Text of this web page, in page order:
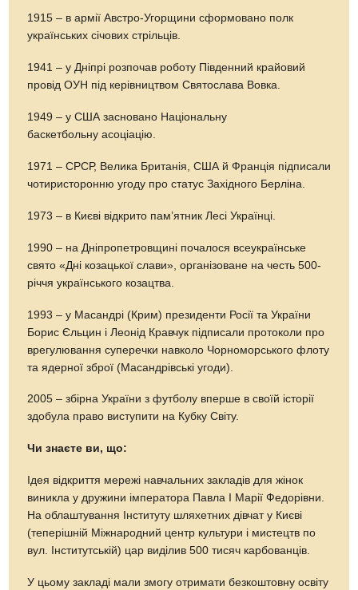
1915 – в армії Австро-Угорщини сформовано полк
українських січових стрільців.
1941 – у Дніпрі розпочав роботу Південний крайовий
провід ОУН під керівництвом Святослава Вовка.
1949 – у США засновано Національну
баскетбольну асоціацію.
1971 – СРСР, Велика Британія, США й Франція підписали
чотиристоронню угоду про статус Західного Берліна.
1973 – в Києві відкрито пам’ятник Лесі Українці.
1990 – на Дніпропетровщині почалося всеукраїнське
свято «Дні козацької слави», організоване на честь 500-
річчя українського козацтва.
1993 – у Масандрі (Крим) президенти Росії та України
Борис Єльцин і Леонід Кравчук підписали протоколи про
врегулювання суперечки навколо Чорноморського флоту
та ядерної зброї (Масандрівські угоди).
2005 – збірна України з футболу вперше в своїй історії
здобула право виступити на Кубку Світу.
Чи знаєте ви, що:
Ідея відкриття мережі навчальних закладів для жінок
виникла у дружини імператора Павла І Марії Федорівни.
На облаштування Інституту шляхетних дівчат у Києві
(теперішній Міжнародний центр культури і мистецтв по
вул. Інститутській) цар виділив 500 тисяч карбованців.
У цьому закладі мали змогу отримати безкоштовну освіту